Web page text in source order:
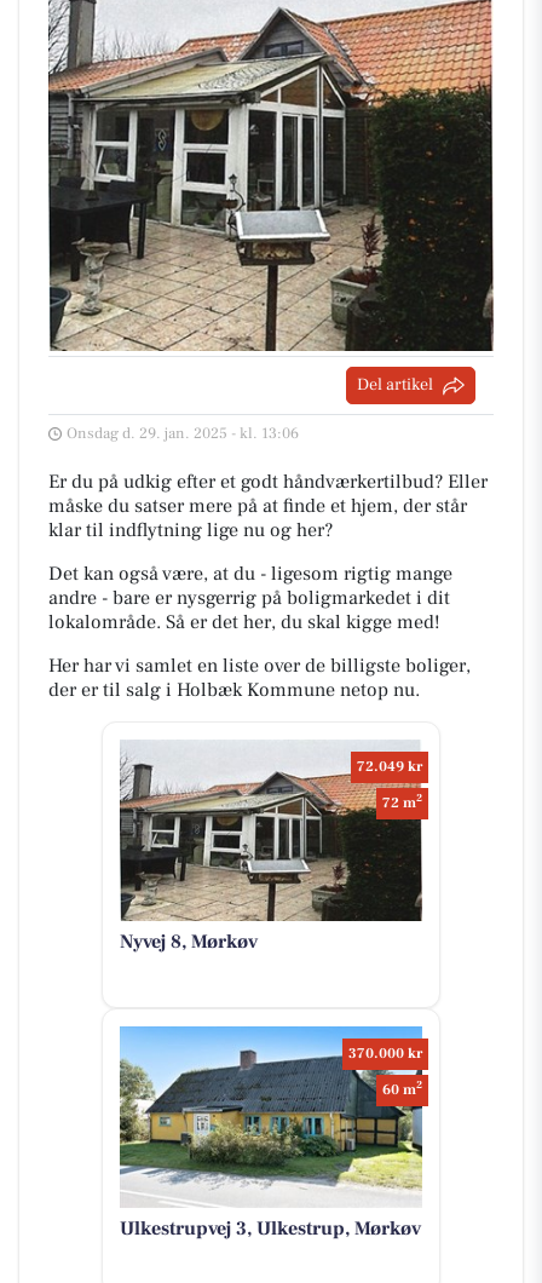
Del artikel
Onsdag d. 29. jan. 2025 - kl. 13:06
Er du på udkig efter et godt håndværkertilbud? Eller
måske du satser mere på at finde et hjem, der står
klar til indflytning lige nu og her?
Det kan også være, at du - ligesom rigtig mange
andre - bare er nysgerrig på boligmarkedet i dit
lokalområde. Så er det her, du skal kigge med!
Her har vi samlet en liste over de billigste boliger,
der er til salg i Holbæk Kommune netop nu.
72.049 kr
72 m2
Nyvej 8, Mørkøv
370.000 kr
60 m2
Ulkestrupvej 3, Ulkestrup, Mørkøv